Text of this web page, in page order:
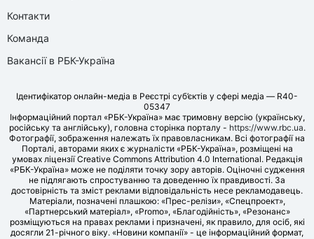
Контакти
Команда
Вакансії в РБК-Україна
Ідентифікатор онлайн-медіа в Реєстрі суб’єктів у сфері медіа — R40-
05347
Інформаційний портал «РБК-Україна» має тримовну версію (українську,
російську та англійську), головна сторінка порталу - https://www.rbc.ua.
Фотографії, зображення належать їх правовласникам. Всі фотографії на
Порталі, авторами яких є журналісти «РБК-Україна», розміщені на
умовах ліцензії Creative Commons Attribution 4.0 International. Редакція
«РБК-Україна» може не поділяти точку зору авторів. Оціночні судження
не підлягають спростуванню та доведенню їх правдивості. За
достовірність та зміст реклами відповідальність несе рекламодавець.
Матеріали, позначені плашкою: «Прес-релізи», «Спецпроект»,
«Партнерський матеріал», «Promo», «Благодійність», «Резонанс»
розміщуються на правах реклами і призначені, як правило, для осіб, які
досягли 21-річного віку. «Новини компанії» - це інформаційний формат,